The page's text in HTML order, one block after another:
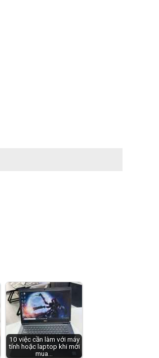
10 việc cần làm với máy
tính hoặc laptop khi mới
mua…